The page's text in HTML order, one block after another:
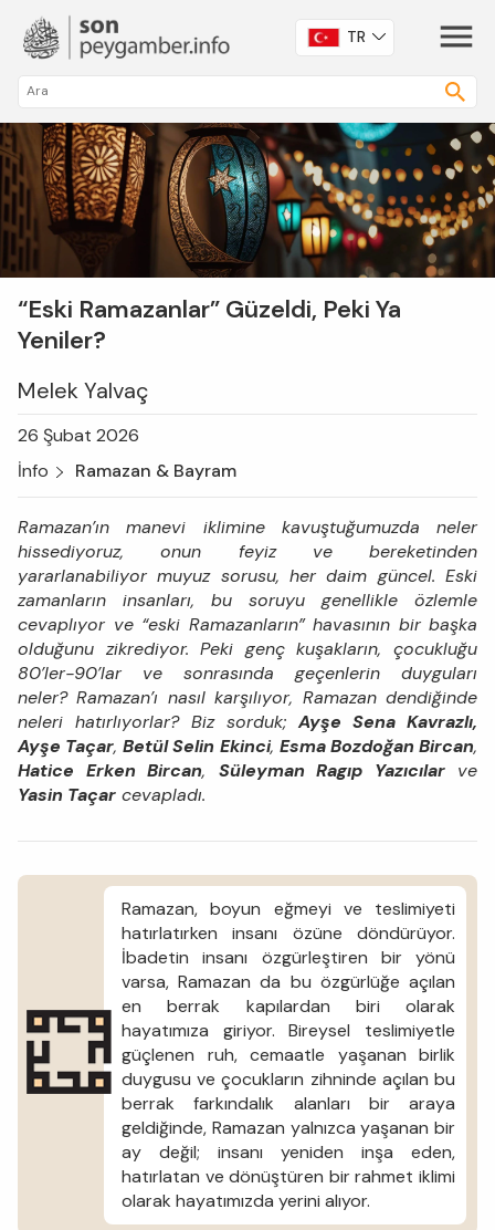
TR
“Eski Ramazanlar” Güzeldi, Peki Ya
Yeniler?
Melek Yalvaç
26 Şubat 2026
İnfo
Ramazan & Bayram
Ramazan’ın manevi iklimine kavuştuğumuzda neler
hissediyoruz, onun feyiz ve bereketinden
yararlanabiliyor muyuz sorusu, her daim güncel. Eski
zamanların insanları, bu soruyu genellikle özlemle
cevaplıyor ve “eski Ramazanların” havasının bir başka
olduğunu zikrediyor. Peki genç kuşakların, çocukluğu
80’ler-90’lar ve sonrasında geçenlerin duyguları
neler? Ramazan’ı nasıl karşılıyor, Ramazan dendiğinde
neleri hatırlıyorlar? Biz sorduk;Ayşe Sena Kavrazlı,
Ayşe Taçar,Betül Selin Ekinci, Esma Bozdoğan Bircan,
Hatice Erken Bircan, Süleyman Ragıp Yazıcılarve
Yasin Taçar cevapladı.
Ramazan, boyun eğmeyi ve teslimiyeti
hatırlatırken insanı özüne döndürüyor.
İbadetin insanı özgürleştiren bir yönü
varsa, Ramazan da bu özgürlüğe açılan
en berrak kapılardan biri olarak
hayatımıza giriyor. Bireysel teslimiyetle
güçlenen ruh, cemaatle yaşanan birlik
duygusu ve çocukların zihninde açılan bu
berrak farkındalık alanları bir araya
geldiğinde, Ramazan yalnızca yaşanan bir
ay değil; insanı yeniden inşa eden,
hatırlatan ve dönüştüren bir rahmet iklimi
olarak hayatımızda yerini alıyor.